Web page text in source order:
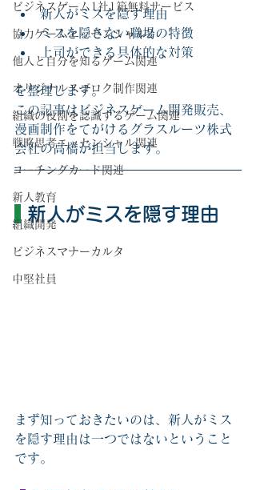
ビジネスゲーム1社1箱無料サービス
協力ゲームエッセンシャル2
他人と自分を知るゲーム関連
オリジナルスゴロク制作関連
組織の役割を認識するゲーム関連
戦略思考エッセンシャル関連
コーチングカード関連
新人教育
組織開発
ビジネスマナーカルタ
中堅社員
新人がミスを隠す理由
ミスを隠さない職場の特徴
上司ができる具体的な対策
を整理します。
この記事はビジネスゲーム開発販売、
漫画制作をてがけるグラスルーツ株式
会社の高橋が担当します。
新人がミスを隠す理由
まず知っておきたいのは、新人がミス
を隠す理由は一つではないということ
です。